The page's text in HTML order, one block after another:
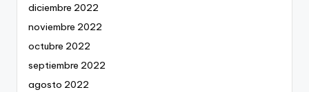
diciembre 2022
noviembre 2022
octubre 2022
septiembre 2022
agosto 2022